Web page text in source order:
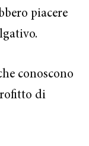
piacere
conoscono
di